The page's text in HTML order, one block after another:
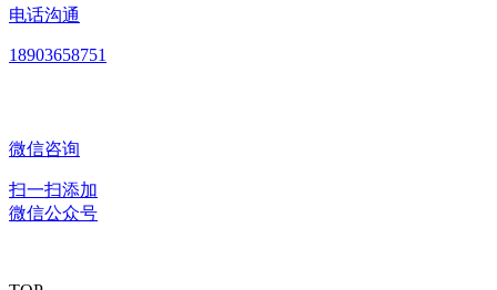
电话沟通
18903658751
微信咨询
扫一扫添加
微信公众号